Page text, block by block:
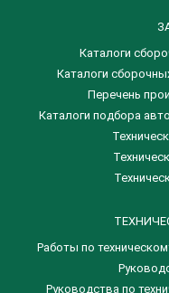
Каталоги
​Каталоги
Перечень
Каталоги подбора
Работы по
Руководства по